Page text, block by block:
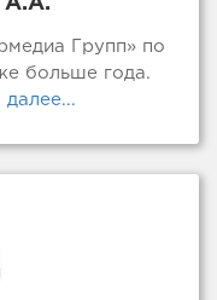
Групп» по
больше года.
далее...